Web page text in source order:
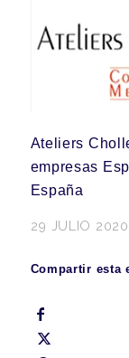
Ateliers
empresas
España
29 JULIO 2020
Compartir esta